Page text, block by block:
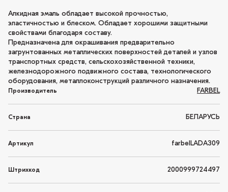
Алкидная эмаль обладает высокой прочностью,
эластичностью и блеском. Обладает хорошими защитными
свойствами благодаря составу.
Предназначена для окрашивания предварительно
загрунтованных металлических поверхностей деталей и узлов
транспортных средств, сельскохозяйственной техники,
железнодорожного подвижного состава, технологического
оборудования, металлоконструкций различного назначения.
Производитель FARBEL
Страна БЕЛАРУСЬ
Артикул farbelLADA309
Штрихкод 2000999724497